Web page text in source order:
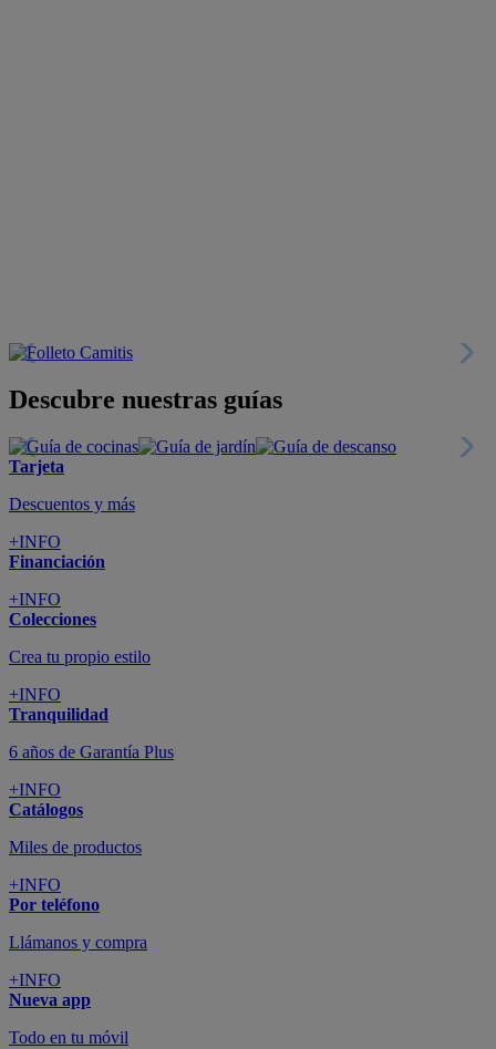
Descubre nuestras guías
Tarjeta
Descuentos y más
+INFO
Financiación
+INFO
Colecciones
Crea tu propio estilo
+INFO
Tranquilidad
6 años de Garantía Plus
+INFO
Catálogos
Miles de productos
+INFO
Por teléfono
Llámanos y compra
+INFO
Nueva app
Todo en tu móvil